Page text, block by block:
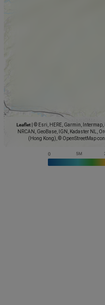
Leaflet
© Esri, HERE, Garmin, Intermap,
NRCAN, GeoBase, IGN, Kadaster NL,
(Hong Kong), © OpenStreetMap